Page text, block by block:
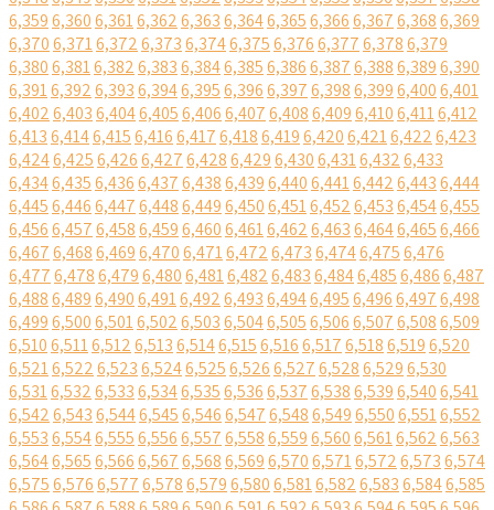
6,3596,3606,3616,3626,3636,3646,3656,3666,3676,3686,369
6,3706,3716,3726,3736,3746,3756,3766,3776,3786,379
6,3806,3816,3826,3836,3846,3856,3866,3876,3886,3896,390
6,3916,3926,3936,3946,3956,3966,3976,3986,3996,4006,401
6,4026,4036,4046,4056,4066,4076,4086,4096,4106,4116,412
6,4136,4146,4156,4166,4176,4186,4196,4206,4216,4226,423
6,4246,4256,4266,4276,4286,4296,4306,4316,4326,433
6,4346,4356,4366,4376,4386,4396,4406,4416,4426,4436,444
6,4456,4466,4476,4486,4496,4506,4516,4526,4536,4546,455
6,4566,4576,4586,4596,4606,4616,4626,4636,4646,4656,466
6,4676,4686,4696,4706,4716,4726,4736,4746,4756,476
6,4776,4786,4796,4806,4816,4826,4836,4846,4856,4866,487
6,4886,4896,4906,4916,4926,4936,4946,4956,4966,4976,498
6,4996,5006,5016,5026,5036,5046,5056,5066,5076,5086,509
6,5106,5116,5126,5136,5146,5156,5166,5176,5186,5196,520
6,5216,5226,5236,5246,5256,5266,5276,5286,5296,530
6,5316,5326,5336,5346,5356,5366,5376,5386,5396,5406,541
6,5426,5436,5446,5456,5466,5476,5486,5496,5506,5516,552
6,5536,5546,5556,5566,5576,5586,5596,5606,5616,5626,563
6,5646,5656,5666,5676,5686,5696,5706,5716,5726,5736,574
6,5756,5766,5776,5786,5796,5806,5816,5826,5836,5846,585